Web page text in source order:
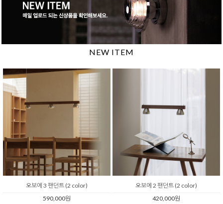
NEW ITEM
오보에 3 팬던트 (2 color)
590,000원
오보에 2 팬던트 (2 color)
420,000원